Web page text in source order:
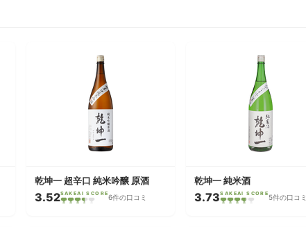
乾坤一 超辛口 純米吟醸 原酒
3.52SAKEAI SCORE6件の口コミ
乾坤一 純米酒
3.73SAKEAI SCORE 5件の口コミ